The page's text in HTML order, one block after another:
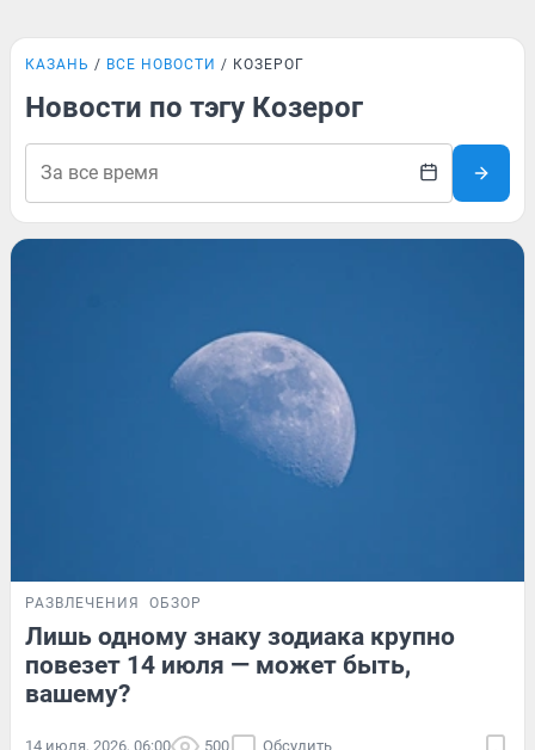
КАЗАНЬ ВСЕ НОВОСТИ КОЗЕРОГ
Новости по тэгу Козерог
РАЗВЛЕЧЕНИЯ ОБЗОР
Лишь одному знаку зодиака крупно
повезет 14 июля — может быть,
вашему?
14 июля, 2026, 06:00 500 Обсудить